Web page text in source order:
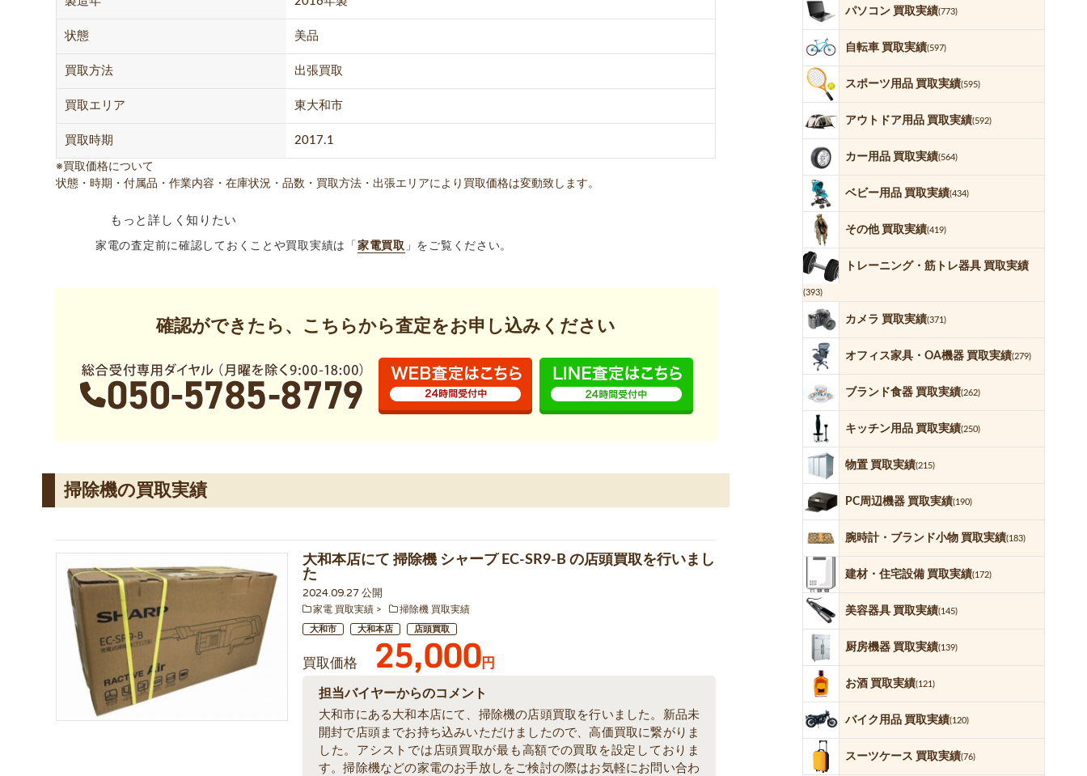
状態 美品
買取方法 出張買取
買取エリア 東大和市
買取時期 2017.1
※買取価格について
状態・時期・付属品・作業内容・在庫状況・品数・買取方法・出張エリアにより買取価格は変動致します。
もっと詳しく知りたい
家電の査定前に確認しておくことや買取実績は「 家電買取 」をご覧ください。
確認ができたら、こちらから査定をお申し込みください
掃除機の買取実績
大和本店にて 掃除機 シャープ EC-SR9-B の店頭買取を行いまし
た
2024.09.27 公開
家電 買取実績 掃除機 買取実績
大和市 大和本店 店頭買取
買取価格 25,000円
担当バイヤーからのコメント
大和市にある大和本店にて、掃除機の店頭買取を行いました。新品未
開封で店頭までお持ち込みいただけましたので、高価買取に繋がりま
した。アシストでは店頭買取が最も高額での買取を設定しておりま
す。掃除機などの家電のお手放しをご検討の際はお気軽にお問い合わ
パソコン 買取実績(773)
自転車 買取実績(597)
スポーツ用品 買取実績(595)
アウトドア用品 買取実績(592)
カー用品 買取実績(564)
ベビー用品 買取実績(434)
その他 買取実績(419)
トレーニング・筋トレ器具 買取実績
(393)
カメラ 買取実績(371)
オフィス家具・OA機器 買取実績(279)
ブランド食器 買取実績(262)
キッチン用品 買取実績(250)
物置 買取実績(215)
PC周辺機器 買取実績(190)
腕時計・ブランド小物 買取実績(183)
建材・住宅設備 買取実績(172)
美容器具 買取実績(145)
厨房機器 買取実績(139)
お酒 買取実績(121)
バイク用品 買取実績(120)
スーツケース 買取実績(76)